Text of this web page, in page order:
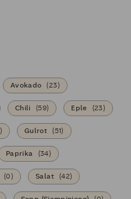
Avokado (23)
Chili (59) Eple (23)
) Gulrot (51)
Paprika (34)
(0 ) Salat (42)